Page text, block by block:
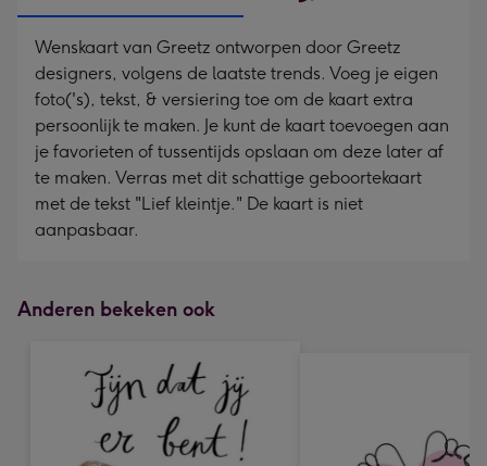
Wenskaart van Greetz ontworpen door Greetz
designers, volgens de laatste trends. Voeg je eigen
foto('s), tekst, & versiering toe om de kaart extra
persoonlijk te maken. Je kunt de kaart toevoegen aan
je favorieten of tussentijds opslaan om deze later af
te maken. Verras met dit schattige geboortekaart
met de tekst "Lief kleintje." De kaart is niet
aanpasbaar.
Anderen bekeken ook